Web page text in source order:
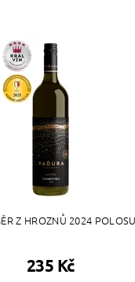
Z HROZNŮ 2024
235 Kč